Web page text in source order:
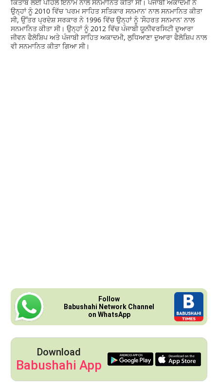
ਕਿਤਾਬ ਲਈ ਪਹਿਲੇ ਇਨਾਮ ਨਾਲ ਸਨਮਾਨਿਤ ਕੀਤਾ ਸੀ। ਪੰਜਾਬੀ ਅਕਾਦਮੀ ਨੇ
ਉਨ੍ਹਾਂ ਨੂੰ 2010 ਵਿੱਚ 'ਪਰਮ ਸਾਹਿਤ ਸਤਿਕਾਰ ਸਨਮਾਨ' ਨਾਲ ਸਨਮਾਨਿਤ ਕੀਤਾ
ਸੀ, ਉੱਤਰ ਪ੍ਰਦੇਸ਼ ਸਰਕਾਰ ਨੇ 1996 ਵਿੱਚ ਉਨ੍ਹਾਂ ਨੂੰ 'ਸੌਹਰਤ ਸਨਮਾਨ' ਨਾਲ
ਸਨਮਾਨਿਤ ਕੀਤਾ ਸੀ। ਉਨ੍ਹਾਂ ਨੂੰ 2012 ਵਿੱਚ ਪੰਜਾਬੀ ਯੂਨੀਵਰਸਿਟੀ ਦੁਆਰਾ
ਜੀਵਨ ਫੈਲੋਸ਼ਿਪ ਅਤੇ ਪੰਜਾਬੀ ਸਾਹਿਤ ਅਕਾਦਮੀ, ਲੁਧਿਆਣਾ ਦੁਆਰਾ ਫੈਲੋਸ਼ਿਪ ਨਾਲ
ਵੀ ਸਨਮਾਨਿਤ ਕੀਤਾ ਗਿਆ ਸੀ।
Follow
Babushahi Network Channel
on WhatsApp
Download
Babushahi App